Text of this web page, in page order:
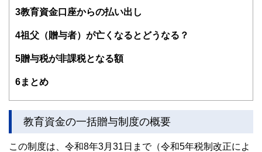
住者への支援を実施。妻と長女と犬１匹。
3教育資金口座からの払い出し
4祖父（贈与者）が亡くなるとどうなる？
5贈与税が非課税となる額
6まとめ
教育資金の一括贈与制度の概要
この制度は、令和8年3月31日まで（令和5年税制改正によ